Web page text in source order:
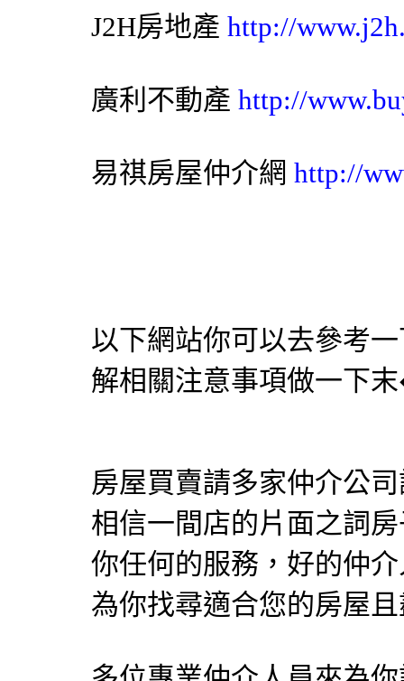
J2H房地產 http://
廣利不動產 http://
易祺房屋仲介網 http://
以下網站你可以去參考
解相關注意事項做一下
房屋買賣請多家仲介公
相信一間店的片面之詞
你任何的服務，好的仲
為你找尋適合您的房屋